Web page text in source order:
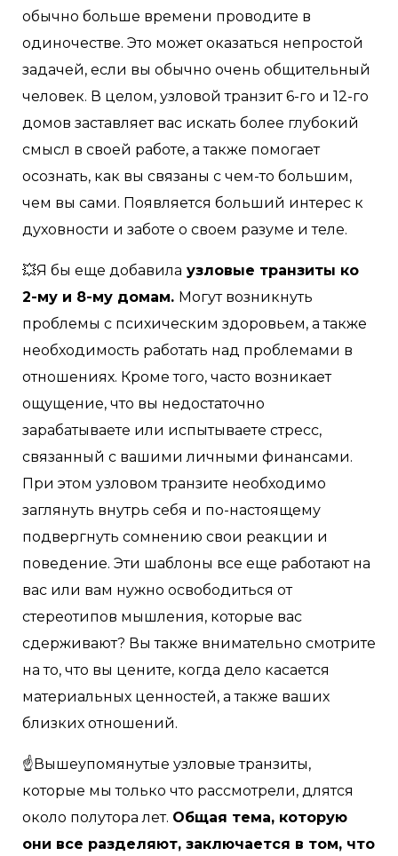
обычно больше времени проводите в
одиночестве. Это может оказаться непростой
задачей, если вы обычно очень общительный
человек. В целом, узловой транзит 6-го и 12-го
домов заставляет вас искать более глубокий
смысл в своей работе, а также помогает
осознать, как вы связаны с чем-то большим,
чем вы сами. Появляется больший интерес к
духовности и заботе о своем разуме и теле.
💥Я бы еще добавила узловые транзиты ко
2-му и 8-му домам. Могут возникнуть
проблемы с психическим здоровьем, а также
необходимость работать над проблемами в
отношениях. Кроме того, часто возникает
ощущение, что вы недостаточно
зарабатываете или испытываете стресс,
связанный с вашими личными финансами.
При этом узловом транзите необходимо
заглянуть внутрь себя и по-настоящему
подвергнуть сомнению свои реакции и
поведение. Эти шаблоны все еще работают на
вас или вам нужно освободиться от
стереотипов мышления, которые вас
сдерживают? Вы также внимательно смотрите
на то, что вы цените, когда дело касается
материальных ценностей, а также ваших
близких отношений.
☝Вышеупомянутые узловые транзиты,
которые мы только что рассмотрели, длятся
около полутора лет. Общая тема, которую
они все разделяют, заключается в том, что